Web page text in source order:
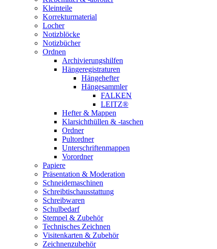
Kleinteile
Korrekturmaterial
Locher
Notizblöcke
Notizbücher
Ordnen
Archivierungshilfen
Hängeregistraturen
Hängehefter
Hängesammler
FALKEN
LEITZ®
Hefter & Mappen
Klarsichthüllen & -taschen
Ordner
Pultordner
Unterschriftenmappen
Vorordner
Papiere
Präsentation & Moderation
Schneidemaschinen
Schreibtischausstattung
Schreibwaren
Schulbedarf
Stempel & Zubehör
Technisches Zeichnen
Visitenkarten & Zubehör
Zeichnenzubehör